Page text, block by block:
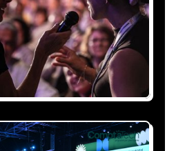
proposition
et adaptée à votre
contraintes.
de